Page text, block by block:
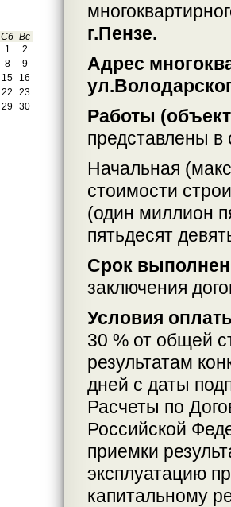
Сб Вс
1
2
8
9
15
16
22
23
29
30
г.Пензе.
Адрес
Работы
представлены в
Начальная
стоимости
(один миллион
пятьдесят
Срок
заключения
Условия
30 % от общей
результатам
дней с даты
Расчеты по
Российской
приемки
эксплуатацию
капитальному